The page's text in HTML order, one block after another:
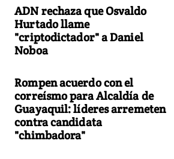
ADN rechaza que Osvaldo
Hurtado llame
"criptodictador" a Daniel
Noboa
Rompen acuerdo con el
correísmo para Alcaldía de
Guayaquil: líderes arremeten
contra candidata
"chimbadora"